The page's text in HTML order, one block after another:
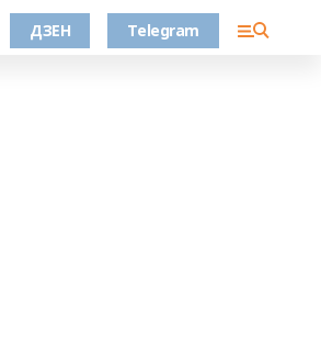
ДЗЕН Telegram